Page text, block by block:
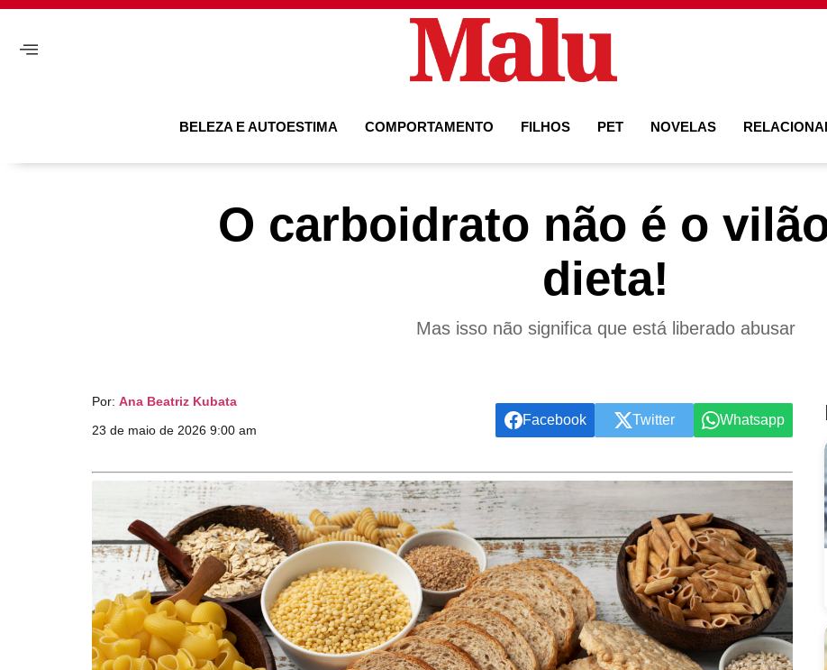
BELEZA E AUTOESTIMA COMPORTAMENTO FILHOS PET NOVELAS
O carboidrato não é o
dieta!
Mas isso não significa que está liberado abusar
Por: Ana Beatriz Kubata
23 de maio de 2026 9:00 am
Facebook Twitter Whatsapp